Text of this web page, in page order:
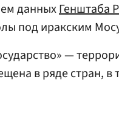
данныхГенштаба
под иракским
—
в ряде стран, в